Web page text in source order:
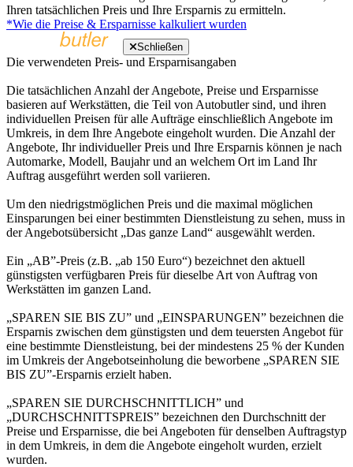
Ihren tatsächlichen Preis und Ihre Ersparnis zu ermitteln.
*Wie die Preise & Ersparnisse kalkuliert wurden
Schließen
Die verwendeten Preis- und Ersparnisangaben
Die tatsächlichen Anzahl der Angebote, Preise und Ersparnisse
basieren auf Werkstätten, die Teil von Autobutler sind, und ihren
individuellen Preisen für alle Aufträge einschließlich Angebote im
Umkreis, in dem Ihre Angebote eingeholt wurden. Die Anzahl der
Angebote, Ihr individueller Preis und Ihre Ersparnis können je nach
Automarke, Modell, Baujahr und an welchem Ort im Land Ihr
Auftrag ausgeführt werden soll variieren.
Um den niedrigstmöglichen Preis und die maximal möglichen
Einsparungen bei einer bestimmten Dienstleistung zu sehen, muss in
der Angebotsübersicht „Das ganze Land“ ausgewählt werden.
Ein „AB”-Preis (z.B. „ab 150 Euro“) bezeichnet den aktuell
günstigsten verfügbaren Preis für dieselbe Art von Auftrag von
Werkstätten im ganzen Land.
„SPAREN SIE BIS ZU” und „EINSPARUNGEN” bezeichnen die
Ersparnis zwischen dem günstigsten und dem teuersten Angebot für
eine bestimmte Dienstleistung, bei der mindestens 25 % der Kunden
im Umkreis der Angebotseinholung die beworbene „SPAREN SIE
BIS ZU”-Ersparnis erzielt haben.
„SPAREN SIE DURCHSCHNITTLICH” und
„DURCHSCHNITTSPREIS” bezeichnen den Durchschnitt der
Preise und Ersparnisse, die bei Angeboten für denselben Auftragstyp
in dem Umkreis, in dem die Angebote eingeholt wurden, erzielt
wurden.